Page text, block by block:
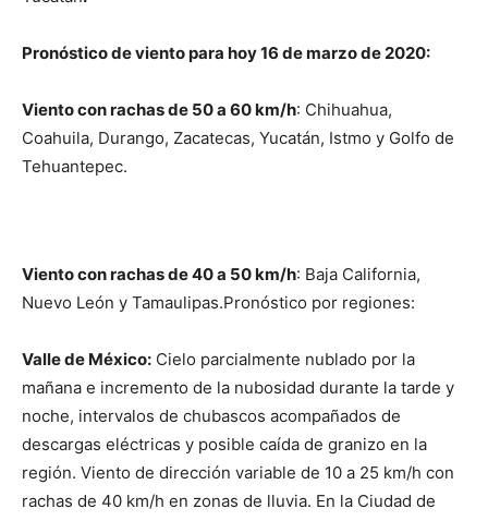
Pronóstico de viento para hoy 16 de marzo de 2020:
Viento con rachas de 50 a 60 km/h: Chihuahua,
Coahuila, Durango, Zacatecas, Yucatán, Istmo y Golfo de
Tehuantepec.
Viento con rachas de 40 a 50 km/h: Baja California,
Nuevo León y Tamaulipas.Pronóstico por regiones:
Valle de México: Cielo parcialmente nublado por la
mañana e incremento de la nubosidad durante la tarde y
noche, intervalos de chubascos acompañados de
descargas eléctricas y posible caída de granizo en la
región. Viento de dirección variable de 10 a 25 km/h con
rachas de 40 km/h en zonas de lluvia. En la Ciudad de